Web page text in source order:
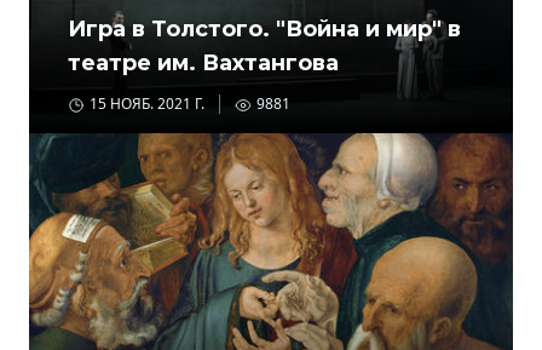
Игра в Толстого. "Война и мир" в
театре им. Вахтангова
15 НОЯБ. 2021 Г. 9881